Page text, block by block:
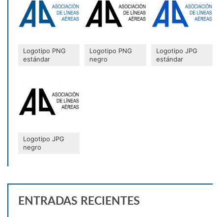
Logotipo PNG
estándar
Logotipo PNG
negro
Logotipo JPG
estándar
Logotipo JPG
negro
ENTRADAS RECIENTES